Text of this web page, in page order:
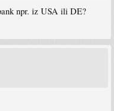
npr. iz USA ili DE?